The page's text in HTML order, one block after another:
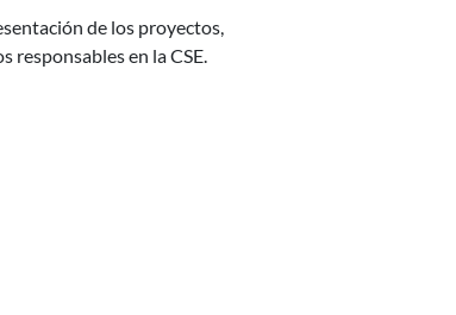
de los proyectos,
responsables en la CSE.